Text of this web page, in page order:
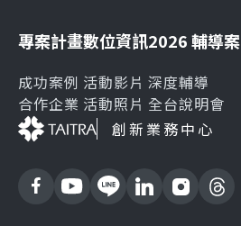
專案計畫
成功案例
合作企業
數位資訊
活動影片
活動照片
2026 輔導案
深度輔導
全台說明會
創新業務中心